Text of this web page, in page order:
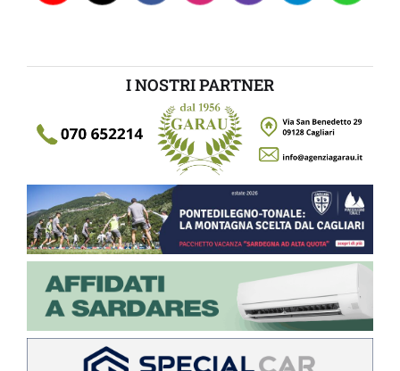
I NOSTRI PARTNER